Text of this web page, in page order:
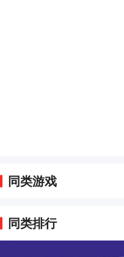
同类游戏
同类排行